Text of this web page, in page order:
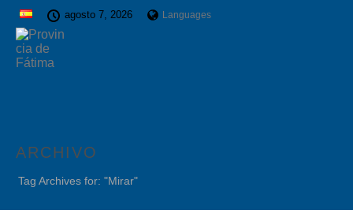
agosto 7, 2026 Languages
ARCHIVO
Tag Archives for: "Mirar"